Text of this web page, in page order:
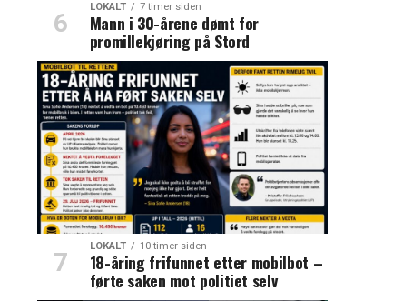
LOKALT 7 timer siden
Mann i 30-årene dømt for
promillekjøring på Stord
LOKALT 10 timer siden
18-åring frifunnet etter mobilbot –
førte saken mot politiet selv